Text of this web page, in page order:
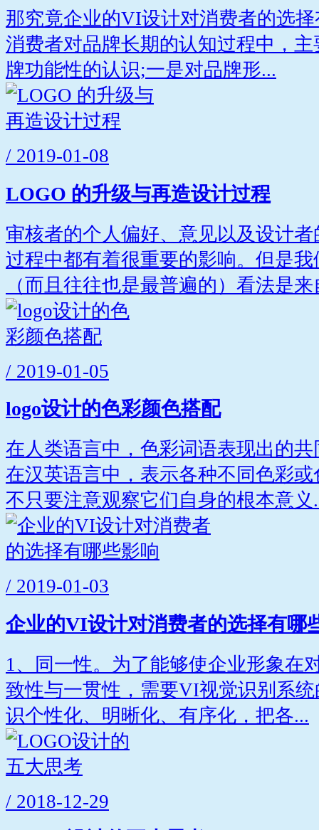
那究竟企业的VI设计对消费者的选
消费者对品牌长期的认知过程中，
牌功能性的认识;一是对品牌形...
/ 2019-01-08
LOGO 的升级与再造设计过程
审核者的个人偏好、意见以及设计
过程中都有着很重要的影响。但是
（而且往往也是最普遍的）看法是来
/ 2019-01-05
logo设计的色彩颜色搭配
在人类语言中，色彩词语表现出的
在汉英语言中，表示各种不同色彩
不只要注意观察它们自身的根本意义
/ 2019-01-03
企业的VI设计对消费者的选择有哪
1、同一性。为了能够使企业形象在
致性与一贯性，需要VI视觉识别系
识个性化、明晰化、有序化，把各...
/ 2018-12-29